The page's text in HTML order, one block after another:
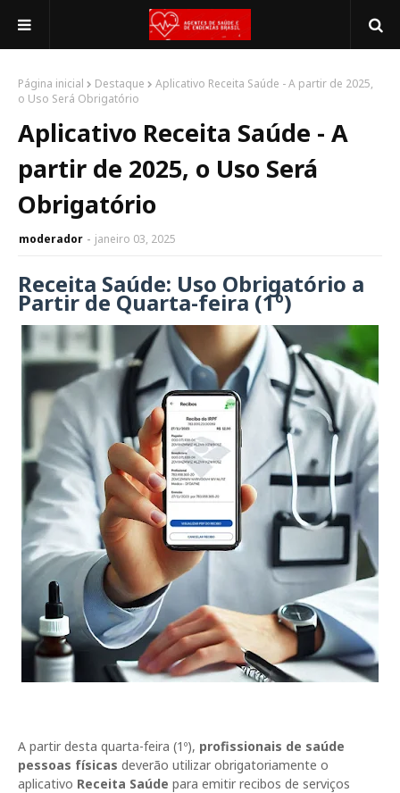
Página inicial Destaque
Aplicativo Receita Saúde - A partir de 2025,
o Uso Será Obrigatório
Aplicativo Receita Saúde - A
partir de 2025, o Uso Será
Obrigatório
moderador janeiro 03, 2025
Receita Saúde: Uso Obrigatório a
Partir de Quarta-feira (1º)
A partir desta quarta-feira (1º), profissionais de saúde
pessoas físicas deverão utilizar obrigatoriamente o
aplicativo Receita Saúde para emitir recibos de serviços